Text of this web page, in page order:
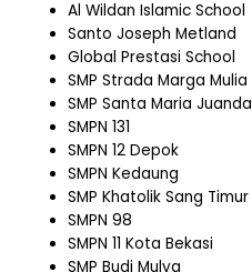
Al Wildan Islamic School
Santo Joseph Metland
Global Prestasi School
SMP Strada Marga Mulia
SMP Santa Maria Juanda
SMPN 131
SMPN 12 Depok
SMPN Kedaung
SMP Khatolik Sang
SMPN 98
SMPN 11 Kota Bekasi
SMP Budi Mulya